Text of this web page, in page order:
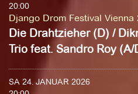
20:00
Django Drom Festival Vienna
Die Drahtzieher (D) /
Trio feat. Sandro Roy (A/
SA 24. JANUAR 2026